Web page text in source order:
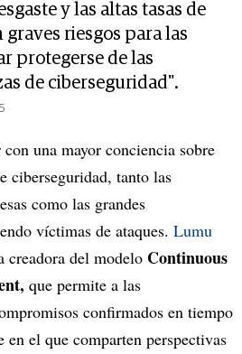
y las altas tasas de
riesgos para las
protegerse de las
de ciberseguridad".
con una mayor conciencia sobre
ciberseguridad, tanto las
como las grandes
víctimas de ataques. Lumu
creadora del modelo Continuous
que permite a las
confirmados en tiempo
el que comparten perspectivas